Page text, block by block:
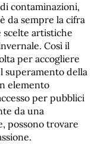
contaminazioni,
da sempre la cifra
artistiche
Così il
per accogliere
superamento della
elemento
per pubblici
da una
possono trovare